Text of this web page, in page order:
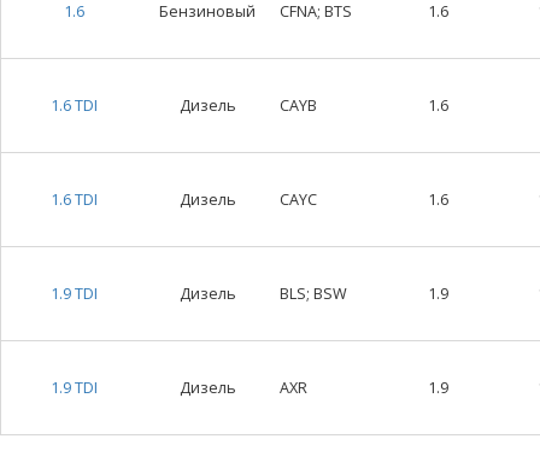
1.6 Бензиновый CFNA; BTS 1.6
1.6 TDI Дизель CAYB 1.6
1.6 TDI Дизель CAYC 1.6
1.9 TDI Дизель BLS; BSW 1.9
1.9 TDI Дизель AXR 1.9